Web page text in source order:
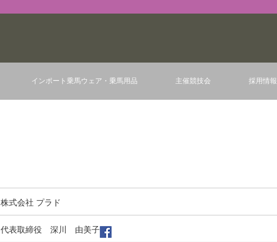
インポート乗馬ウェア・乗馬用品 主催競技会 採用情報
株式会社 プラド
代表取締役 深川 由美子